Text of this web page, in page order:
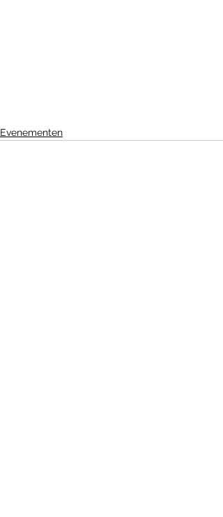
Evenementen